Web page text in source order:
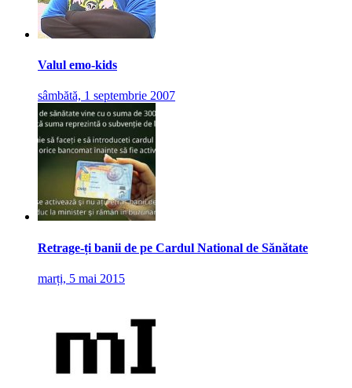
Valul emo-kids
sâmbătă, 1 septembrie 2007
Retrage-ți banii de pe Cardul National de Sănătate
marți, 5 mai 2015